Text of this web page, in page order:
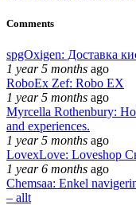
Comments
spgOxigen: Доставка
1 year 5 months ago
RoboEx Zef: Robo EX
1 year 5 months ago
Myrcella Rothenbury:
and experiences.
1 year 5 months ago
LovexLove: Loveshop
1 year 6 months ago
Chemsaa: Enkel
– allt